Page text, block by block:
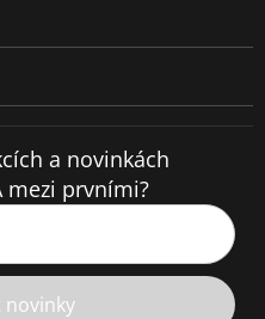
a novinkách
mezi prvními?
novinky